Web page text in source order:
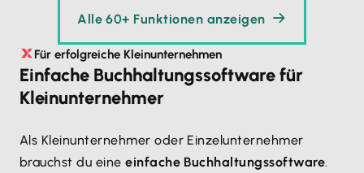
Alle 60+ Funktionen anzeigen
Für erfolgreiche Kleinunternehmen
Einfache Buchhaltungssoftware für
Kleinunternehmer
Als Kleinunternehmer oder Einzelunternehmer
brauchst du eineeinfache Buchhaltungssoftware.